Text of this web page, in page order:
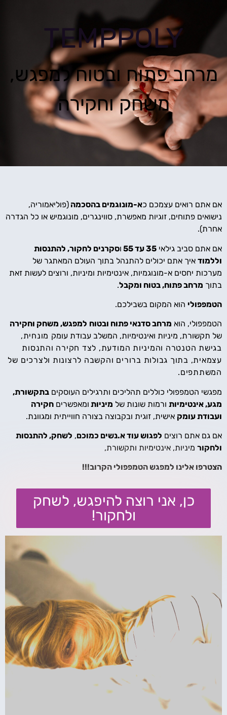
TEMPPOLY
מרחב פתוח ובטוח למפגש,
משחק וחקירה
אם אתם רואים עצמכם כא-מונוגמים בהסכמה (פוליאמוריה,
נישואים פתוחים, זוגיות מאפשרת, סווינגרים, מונוגמיש או כל הגדרה
אחרת).
אם אתם סביב גילאי 35 עד 55 וסקרנים לחקור, להתנסות
וללמוד איך אתם יכולים להתנהל בתוך העולם המאתגר של
מערכות יחסים א-מונוגמיות, אינטימיות ומיניות, ורוצים לעשות זאת
בתוך מרחב פתוח, בטוח ומקבל.
הטמפפולי הוא המקום בשבילכם.
הטמפפולי, הוא מרחב סדנאי פתוח ובטוח למפגש, משחק וחקירה
של תקשורת, מיניות ואינטימיות, המשלב עבודת עומק מונחית,
בגישת הטנטרה והמיניות המודעת, לצד חקירה והתנסות
עצמאית, בתוך גבולות ברורים והקשבה לרצונות ולצרכים של
המשתתפים.
מפגשי הטמפפולי כוללים תהליכים ותרגילים העוסקים בתקשורת,
מגע, אינטימיות ורמות שונות של מיניות ומאפשרים חקירה
ועבודת עומק אישית, זוגית ובקבוצה בצורה חווייתית ומגוונת.
אם גם אתם רוצים לפגוש עוד א.נשים כמוכם, לשחק, להתנסות
ולחקור מיניות, אינטימיות ותקשורת,
הצטרפו אלינו למפגש הטמפפולי הקרוב!!!
כן, אני רוצה להיפגש, לשחק
ולחקור!